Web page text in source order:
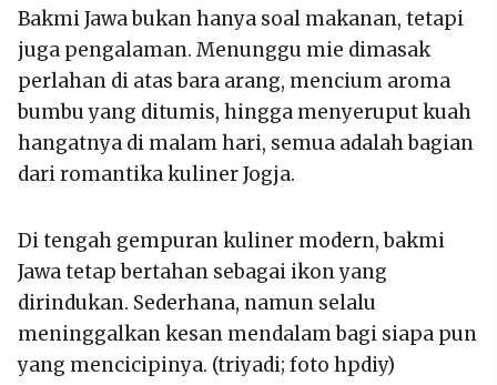
Bakmi Jawa bukan hanya soal makanan, tetapi
juga pengalaman. Menunggu mie dimasak
perlahan di atas bara arang, mencium aroma
bumbu yang ditumis, hingga menyeruput kuah
hangatnya di malam hari, semua adalah bagian
dari romantika kuliner Jogja.
Di tengah gempuran kuliner modern, bakmi
Jawa tetap bertahan sebagai ikon yang
dirindukan. Sederhana, namun selalu
meninggalkan kesan mendalam bagi siapa pun
yang mencicipinya. (triyadi; foto hpdiy)